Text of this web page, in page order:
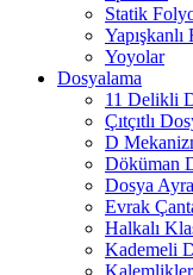
Statik
Yoyolar
Dosyalama
11 Delikli
Çıtçıtlı
D
Döküman
Dosya
Evrak
Halkalı
Kademeli
Kalemlikler